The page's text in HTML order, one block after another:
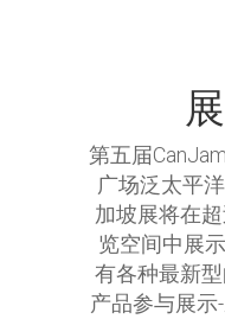
第五届
广场泛太平
加坡展将在
览空间中展
有各种最新
产品参与展示